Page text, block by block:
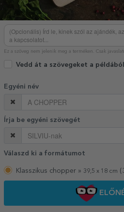
Ez a szöveg nem jelenik meg a terméken. Csak
Vedd át a szövegeket a példából
Egyéni név
Írja be egyéni szövegét
Válaszd ki a formátumot
Klasszikus chopper » 39,5 x 18 cm (